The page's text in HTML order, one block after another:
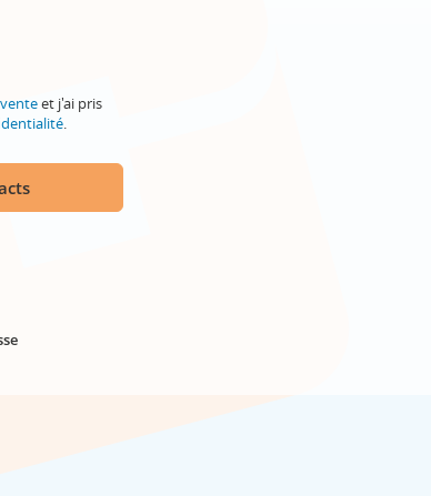
et j'ai pris
.